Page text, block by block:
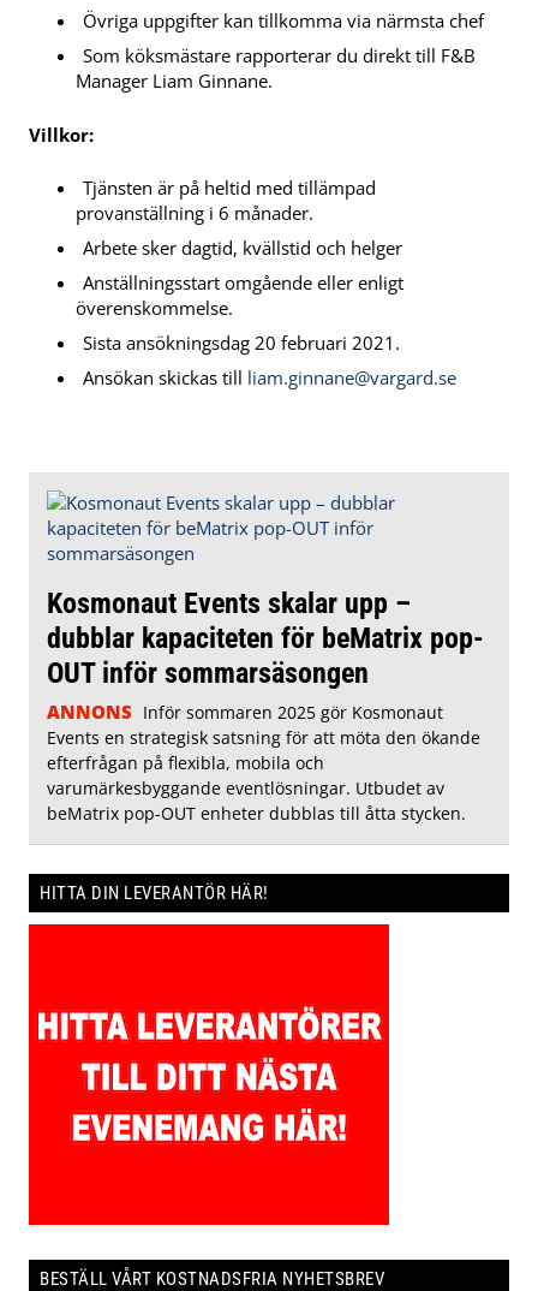
Övriga uppgifter kan tillkomma via närmsta chef
Som köksmästare rapporterar du direkt till F&B
Manager Liam Ginnane.
Villkor:
Tjänsten är på heltid med tillämpad
provanställning i 6 månader.
Arbete sker dagtid, kvällstid och helger
Anställningsstart omgående eller enligt
överenskommelse.
Sista ansökningsdag 20 februari 2021.
Ansökan skickas till liam.ginnane@vargard.se
Kosmonaut Events skalar upp –
dubblar kapaciteten för beMatrix pop-
OUT inför sommarsäsongen
ANNONS Inför sommaren 2025 gör Kosmonaut
Events en strategisk satsning för att möta den ökande
efterfrågan på flexibla, mobila och
varumärkesbyggande eventlösningar. Utbudet av
beMatrix pop-OUT enheter dubblas till åtta stycken.
HITTA DIN LEVERANTÖR HÄR!
BESTÄLL VÅRT KOSTNADSFRIA NYHETSBREV